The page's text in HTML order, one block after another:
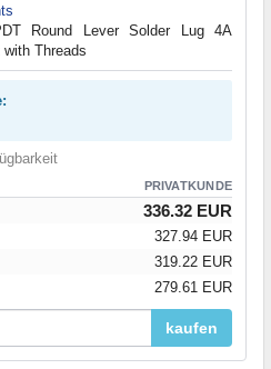
Round Lever Solder Lug 4A
Threads
PRIVATKUNDE
336.32 EUR
327.94 EUR
319.22 EUR
279.61 EUR
kaufen